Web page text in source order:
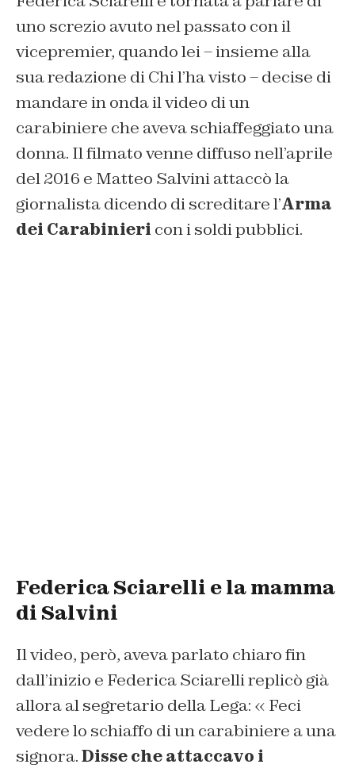
uno screzio avuto nel passato con il
vicepremier, quando lei – insieme alla
sua redazione di Chi l’ha visto – decise di
mandare in onda il video di un
carabiniere che aveva schiaffeggiato una
donna. Il filmato venne diffuso nell’aprile
del 2016 e Matteo Salvini attaccò la
giornalista dicendo di screditare l’Arma
dei Carabinieri con i soldi pubblici.
Federica Sciarelli e la mamma
di Salvini
Il video, però, aveva parlato chiaro fin
dall’inizio e Federica Sciarelli replicò già
allora al segretario della Lega: « Feci
vedere lo schiaffo di un carabiniere a una
signora.Disse che attaccavo i